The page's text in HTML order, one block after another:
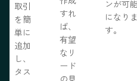
取引
を簡
単に
追加
し、
タス
すれ
ば、
有望
なリ
ード
の見
ンが可能
になりま
す。